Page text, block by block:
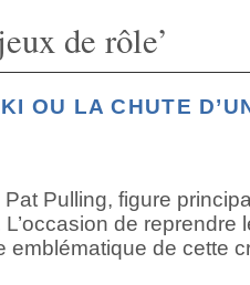
de rôle’
OU LA CHUTE
Pulling, figure
de reprendre
emblématique de cette